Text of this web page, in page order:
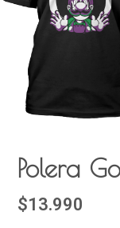
Polera
$13.990